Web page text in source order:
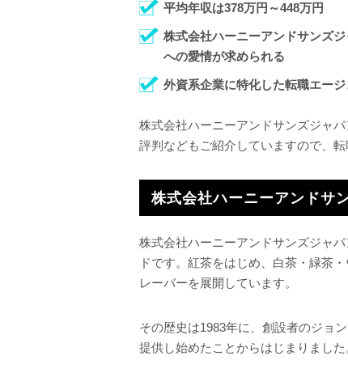
平均年収は378万円～448万円
株式会社ハーニーアンドサンズ
への愛情が求められる
外資系企業に特化した転職エー
株式会社ハーニーアンドサンズジャ
評判などもご紹介していますので、
株式会社ハーニーアンドサ
株式会社ハーニーアンドサンズジャ
ドです。紅茶をはじめ、白茶・緑茶
レーバーを展開しています。
その歴史は1983年に、創設者のジョ
提供し始めたことからはじまりました